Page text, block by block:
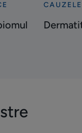
Dermatita